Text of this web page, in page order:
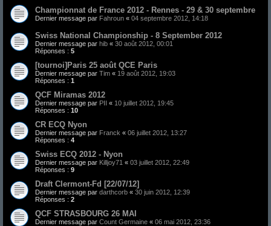
Championnat de France 2012 - Rennes - 29 & 30 septembre
Dernier message par Fahroun « 04 septembre 2012, 14:18
Swiss National Championship - 8 September 2012
Dernier message par hib « 30 août 2012, 00:01
Réponses : 5
[tournoi]Paris 25 août QCE Paris
Dernier message par Tim « 19 août 2012, 19:03
Réponses : 1
QCF Miramas 2012
Dernier message par PII « 10 juillet 2012, 19:45
Réponses : 10
CR ECQ Nyon
Dernier message par Franck « 06 juillet 2012, 13:27
Réponses : 4
Swiss ECQ 2012 - Nyon
Dernier message par Killjoy71 « 03 juillet 2012, 22:49
Réponses : 9
Draft Clermont-Fd [22/07/12]
Dernier message par darthcorb « 30 juin 2012, 12:39
Réponses : 2
QCF STRASBOURG 26 MAI
Dernier message par Count Germaine « 06 mai 2012, 23:36